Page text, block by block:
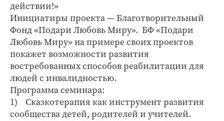
действии!»
Инициатиры проекта — Благотворительный
Фонд «Подари Любовь Миру». БФ «Подари
Любовь Миру» на примере своих проектов
покажет возможности развития
востребованных способов реабилитации для
людей с инвалидностью.
Программа семинара:
1) Сказкотерапия как инструмент развития
сообщества детей, родителей и учителей.